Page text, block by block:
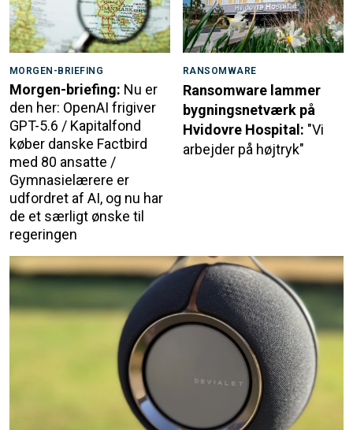
MORGEN-BRIEFING
Morgen-briefing: Nu er
den her: OpenAI frigiver
GPT-5.6 / Kapitalfond
køber danske Factbird
med 80 ansatte /
Gymnasielærere er
udfordret af AI, og nu har
de et særligt ønske til
regeringen
RANSOMWARE
Ransomware lammer
bygningsnetværk på
Hvidovre Hospital: "Vi
arbejder på højtryk"